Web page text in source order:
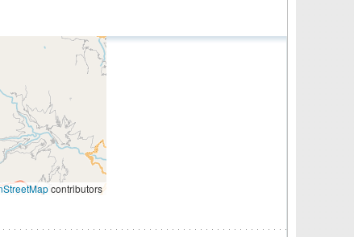
contributors